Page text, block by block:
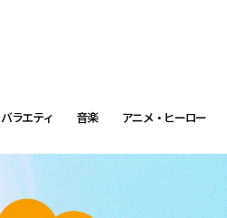
バラエティ 音楽 アニメ・ヒーロー